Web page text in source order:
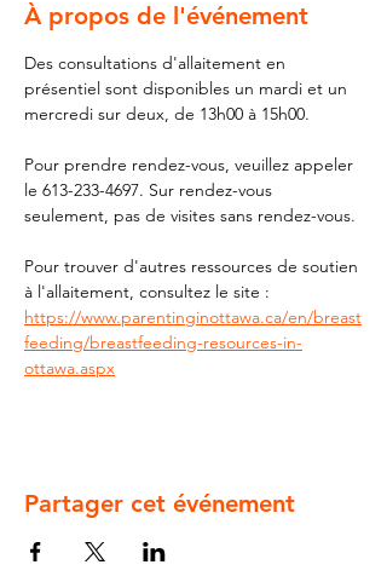
À propos de l'événement
Des consultations d'allaitement en
présentiel sont disponibles un mardi et un
mercredi sur deux, de 13h00 à 15h00.
Pour prendre rendez-vous, veuillez appeler
le 613-233-4697. Sur rendez-vous
seulement, pas de visites sans rendez-vous.
Pour trouver d'autres ressources de soutien
à l'allaitement, consultez le site :
https://www.parentinginottawa.ca/en/breast
feeding/breastfeeding-resources-in-
ottawa.aspx
Partager cet événement